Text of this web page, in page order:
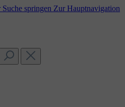
Suche springen Zur Hauptnavigation